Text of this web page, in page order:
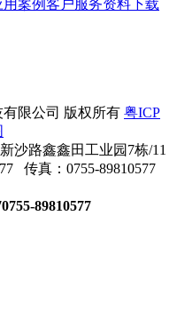
用案例客户服务资料下载
有限公司 版权所有 粤ICP
沙路鑫鑫田工业园7栋/11
传真：0755-89810577
0755-89810577